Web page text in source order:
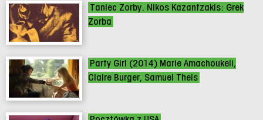
Taniec Zorby. Nikos Kazantzakis: Grek
Zorba
Party Girl (2014) Marie Amachoukeli,
Claire Burger, Samuel Theis